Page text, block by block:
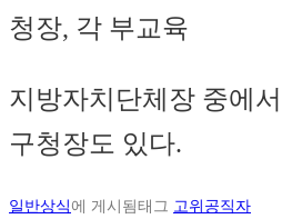
청장, 각 부교육
지방자치단체장 중에
구청장도 있다.
일반상식에 게시됨태그 고위공직자